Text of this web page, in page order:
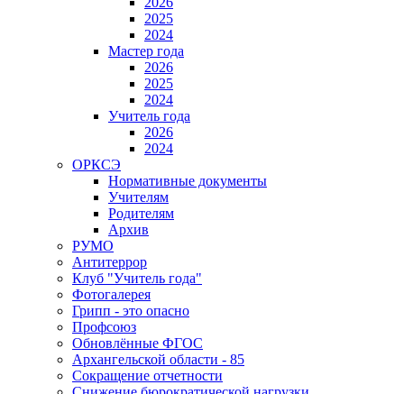
2025
2024
Мастер года
2026
2025
2024
Учитель года
2026
2024
ОРКСЭ
Нормативные документы
Учителям
Родителям
Архив
РУМО
Антитеррор
Клуб "Учитель года"
Фотогалерея
Грипп - это опасно
Профсоюз
Обновлённые ФГОС
Архангельской области - 85
Сокращение отчетности